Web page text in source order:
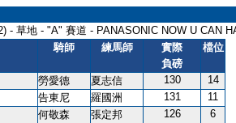
- 草地 - "A" 賽道 - PANASONIC NOW U CAN
騎師 練馬師
實際
負磅
檔位
勞愛德 夏志信 130
14
告東尼 羅國洲 131
11
何敬森 張定邦 126
6